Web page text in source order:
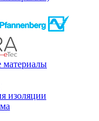
материалы
изоляции